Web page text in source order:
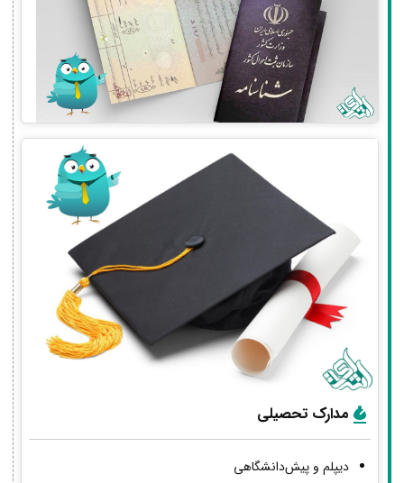
مدارک تحصیلی
دیپلم و پیش‌دانشگاهی